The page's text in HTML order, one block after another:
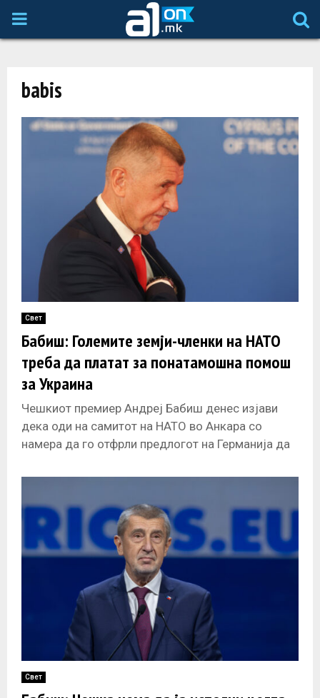
P
E
N
U
babis
Свет
Бабиш: Големите земји-членки на НАТО
треба да платат за понатамошна помош
за Украина
Чешкиот премиер Андреј Бабиш денес изјави
дека оди на самитот на НАТО во Анкара со
намера да го отфрли предлогот на Германија да
Свет